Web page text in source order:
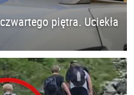
piętra. Uciekła